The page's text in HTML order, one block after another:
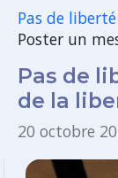
Pas de
Poster un
Pas de
de la
20 octobre